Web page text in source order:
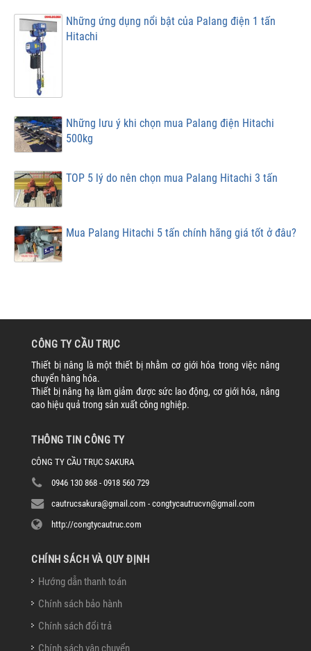
Những ứng dụng nổi bật của Palang điện 1 tấn
Hitachi
Những lưu ý khi chọn mua Palang điện Hitachi
500kg
TOP 5 lý do nên chọn mua Palang Hitachi 3 tấn
Mua Palang Hitachi 5 tấn chính hãng giá tốt ở đâu?
CÔNG TY CẦU TRỤC
Thiết bị nâng là một thiết bị nhằm cơ giới hóa trong việc nâng
chuyển hàng hóa.
Thiết bị nâng hạ làm giảm được sức lao động, cơ giới hóa, nâng
cao hiệu quả trong sản xuất công nghiệp.
THÔNG TIN CÔNG TY
CÔNG TY CẦU TRỤC SAKURA
0946 130 868 - 0918 560 729
cautrucsakura@gmail.com - congtycautrucvn@gmail.com
http://congtycautruc.com
CHÍNH SÁCH VÀ QUY ĐỊNH
Hướng dẫn thanh toán
Chính sách bảo hành
Chính sách đổi trả
Chính sách vận chuyển